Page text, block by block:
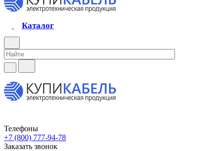
Каталог
Телефоны
+7 (800) 777-94-78
Заказать звонок